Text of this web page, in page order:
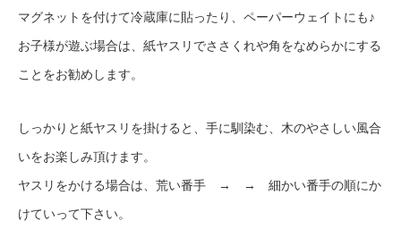
マグネットを付けて冷蔵庫に貼ったり、ペーパーウェイトにも♪
お子様が遊ぶ場合は、紙ヤスリでささくれや角をなめらかにする
ことをお勧めします。
しっかりと紙ヤスリを掛けると、手に馴染む、木のやさしい風合
いをお楽しみ頂けます。
ヤスリをかける場合は、荒い番手 → → 細かい番手の順にか
けていって下さい。